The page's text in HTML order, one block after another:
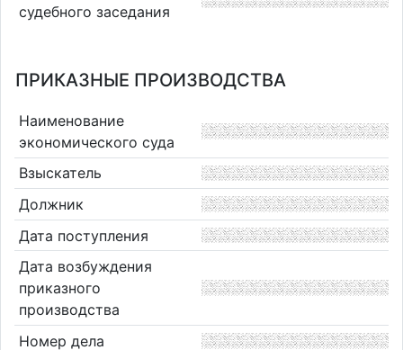
судебного заседания
ПРИКАЗНЫЕ ПРОИЗВОДСТВА
Наименование
экономического суда
Взыскатель
Должник
Дата поступления
Дата возбуждения
приказного
производства
Номер дела